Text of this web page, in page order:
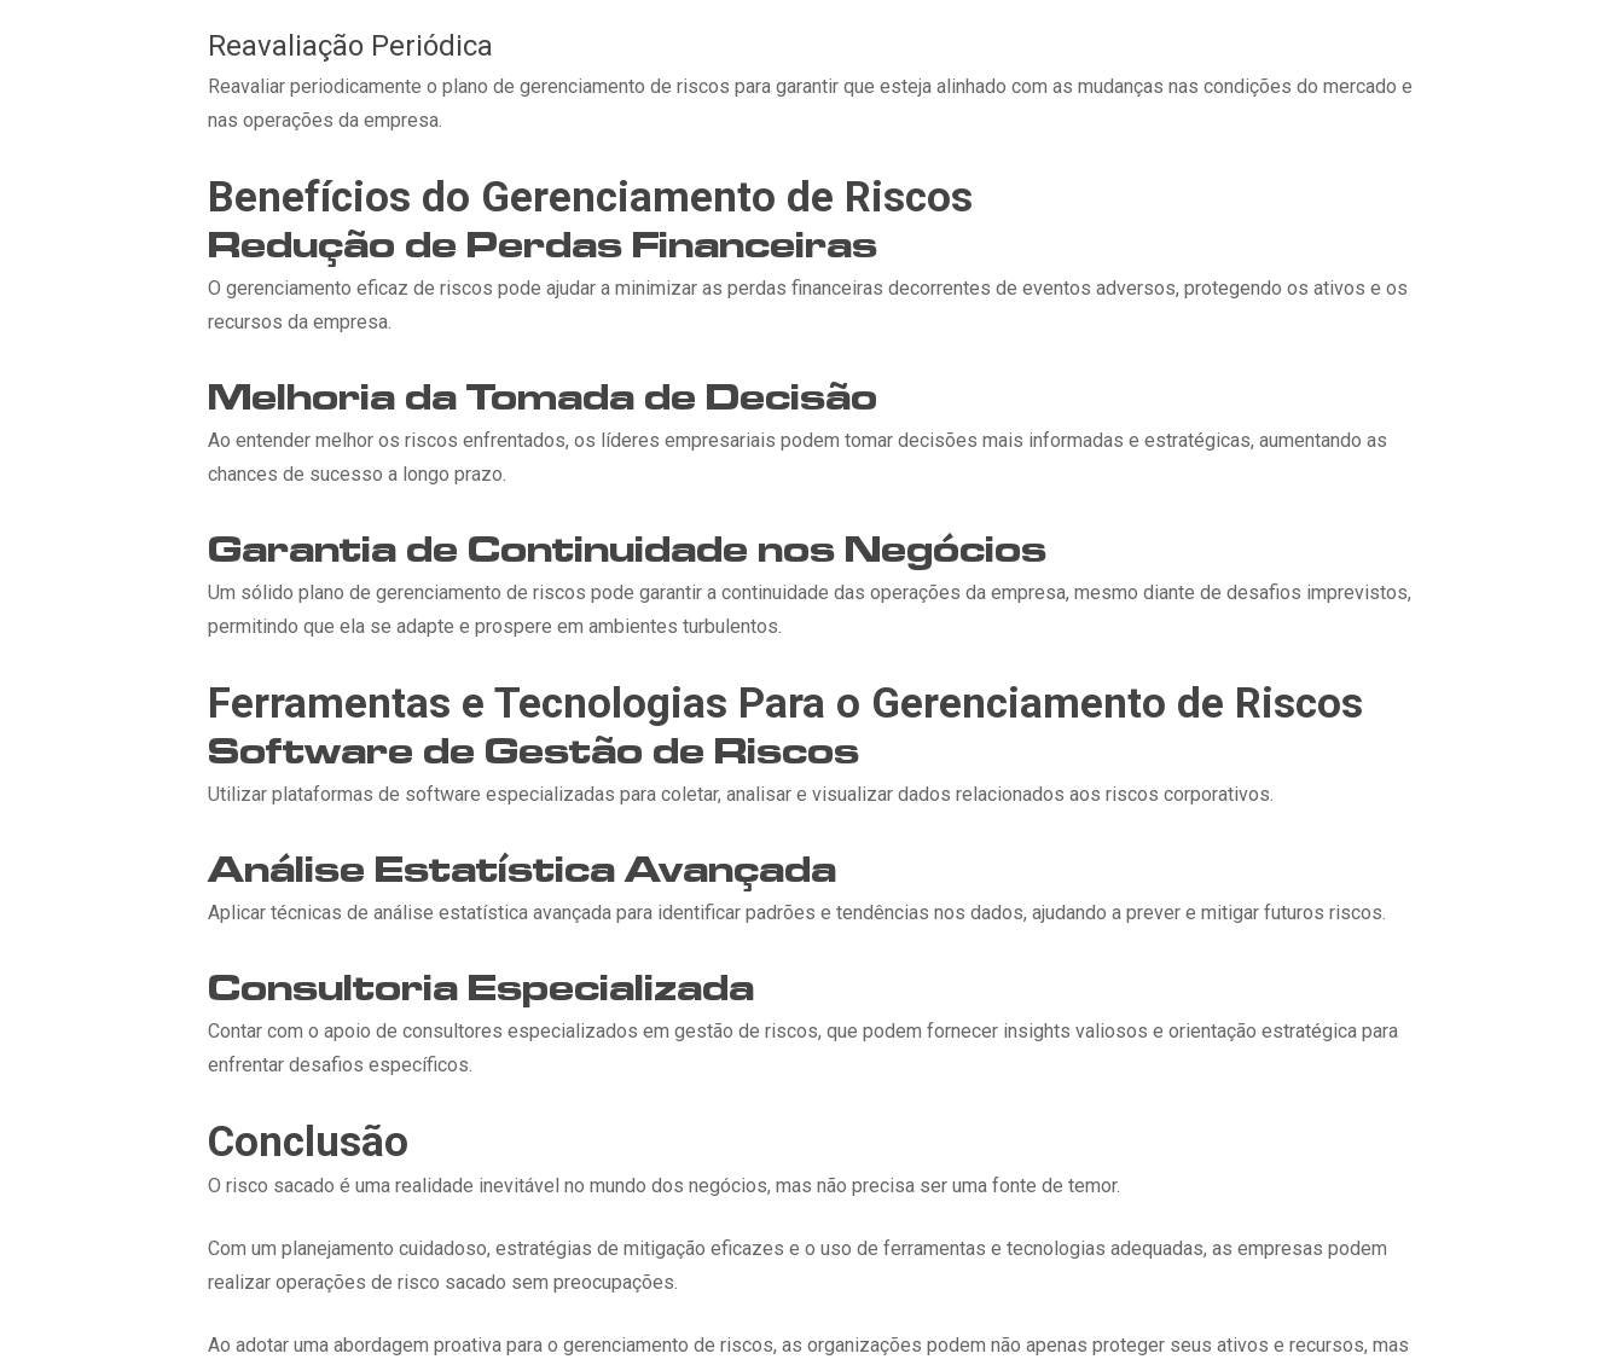
Reavaliação Periódica
Reavaliar periodicamente o plano de gerenciamento de riscos para garantir que esteja alinhado com as mudanças nas condições do mercado e
nas operações da empresa.
Benefícios do Gerenciamento de Riscos
Redução de Perdas Financeiras
O gerenciamento eficaz de riscos pode ajudar a minimizar as perdas financeiras decorrentes de eventos adversos, protegendo os ativos e os
recursos da empresa.
Melhoria da Tomada de Decisão
Ao entender melhor os riscos enfrentados, os líderes empresariais podem tomar decisões mais informadas e estratégicas, aumentando as
chances de sucesso a longo prazo.
Garantia de Continuidade nos Negócios
Um sólido plano de gerenciamento de riscos pode garantir a continuidade das operações da empresa, mesmo diante de desafios imprevistos,
permitindo que ela se adapte e prospere em ambientes turbulentos.
Ferramentas e Tecnologias Para o Gerenciamento de Riscos
Software de Gestão de Riscos
Utilizar plataformas de software especializadas para coletar, analisar e visualizar dados relacionados aos riscos corporativos.
Análise Estatística Avançada
Aplicar técnicas de análise estatística avançada para identificar padrões e tendências nos dados, ajudando a prever e mitigar futuros riscos.
Consultoria Especializada
Contar com o apoio de consultores especializados em gestão de riscos, que podem fornecer insights valiosos e orientação estratégica para
enfrentar desafios específicos.
Conclusão
O risco sacado é uma realidade inevitável no mundo dos negócios, mas não precisa ser uma fonte de temor.
Com um planejamento cuidadoso, estratégias de mitigação eficazes e o uso de ferramentas e tecnologias adequadas, as empresas podem
realizar operações de risco sacado sem preocupações.
Ao adotar uma abordagem proativa para o gerenciamento de riscos, as organizações podem não apenas proteger seus ativos e recursos, mas